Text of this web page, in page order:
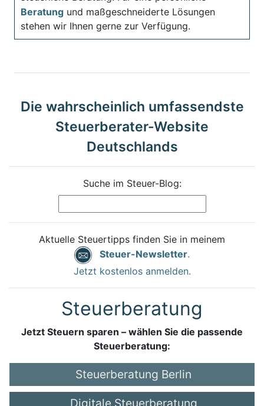
Beratung und maßgeschneiderte Lösungen
stehen wir Ihnen gerne zur Verfügung.
Die wahrscheinlich umfassendste
Steuerberater-Website
Deutschlands
Suche im Steuer-Blog:
Aktuelle Steuertipps finden Sie in meinem
Steuer-Newsletter.
Jetzt kostenlos anmelden.
Steuerberatung
Jetzt Steuern sparen – wählen Sie die passende
Steuerberatung:
Steuerberatung Berlin
Digitale Steuerberatung